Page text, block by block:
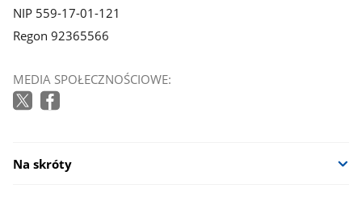
NIP 559-17-01-121
Regon 92365566
MEDIA SPOŁECZNOŚCIOWE:
Na skróty